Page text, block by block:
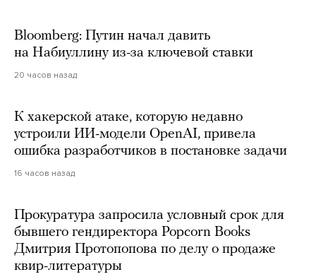
Bloomberg: Путин начал давить
на Набиуллину из-за ключевой ставки
20 часов назад
К хакерской атаке, которую недавно
устроили ИИ-модели OpenAI, привела
ошибка разработчиков в постановке задачи
16 часов назад
Прокуратура запросила условный срок для
бывшего гендиректора Popcorn Books
Дмитрия Протопопова по делу о продаже
квир-литературы